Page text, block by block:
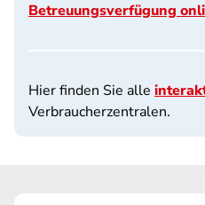
Betreuungsverfügung
Hier finden Sie alle
Verbraucherzentralen.